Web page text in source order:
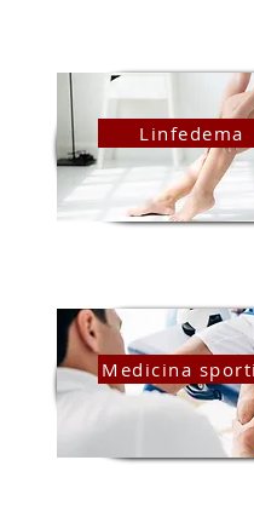
Linfedema
Medicina